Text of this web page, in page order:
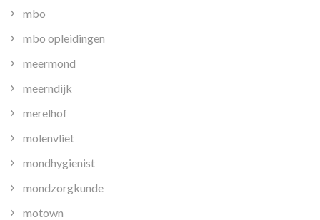
mbo
mbo opleidingen
meermond
meerndijk
merelhof
molenvliet
mondhygienist
mondzorgkunde
motown